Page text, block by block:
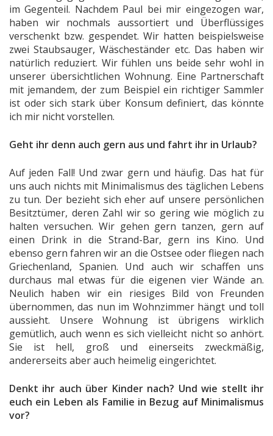
im Gegenteil. Nachdem Paul bei mir eingezogen war,
haben wir nochmals aussortiert und Überflüssiges
verschenkt bzw. gespendet. Wir hatten beispielsweise
zwei Staubsauger, Wäscheständer etc. Das haben wir
natürlich reduziert. Wir fühlen uns beide sehr wohl in
unserer übersichtlichen Wohnung. Eine Partnerschaft
mit jemandem, der zum Beispiel ein richtiger Sammler
ist oder sich stark über Konsum definiert, das könnte
ich mir nicht vorstellen.
Geht ihr denn auch gern aus und fahrt ihr in Urlaub?
Auf jeden Fall! Und zwar gern und häufig. Das hat für
uns auch nichts mit Minimalismus des täglichen Lebens
zu tun. Der bezieht sich eher auf unsere persönlichen
Besitztümer, deren Zahl wir so gering wie möglich zu
halten versuchen. Wir gehen gern tanzen, gern auf
einen Drink in die Strand-Bar, gern ins Kino. Und
ebenso gern fahren wir an die Ostsee oder fliegen nach
Griechenland, Spanien. Und auch wir schaffen uns
durchaus mal etwas für die eigenen vier Wände an.
Neulich haben wir ein riesiges Bild von Freunden
übernommen, das nun im Wohnzimmer hängt und toll
aussieht. Unsere Wohnung ist übrigens wirklich
gemütlich, auch wenn es sich vielleicht nicht so anhört.
Sie ist hell, groß und einerseits zweckmäßig,
andererseits aber auch heimelig eingerichtet.
Denkt ihr auch über Kinder nach? Und wie stellt ihr
euch ein Leben als Familie in Bezug auf Minimalismus
vor?